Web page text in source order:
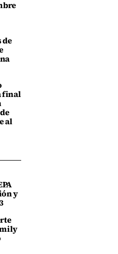
de
final
al
y